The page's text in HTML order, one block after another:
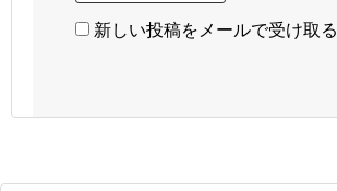
新しい投稿をメールで受け取る